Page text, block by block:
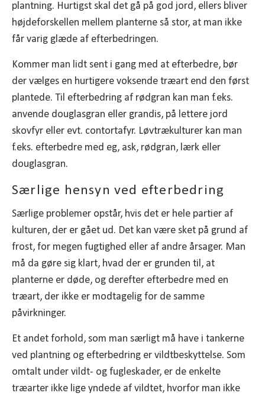
plantning. Hurtigst skal det gå på god jord, ellers bliver
højdeforskellen mellem planterne så stor, at man ikke
får varig glæde af efterbedringen.
Kommer man lidt sent i gang med at efterbedre, bør
der vælges en hurtigere voksende træart end den først
plantede. Til efterbedring af rødgran kan man f.eks.
anvende douglasgran eller grandis, på lettere jord
skovfyr eller evt. contortafyr. Løvtrækulturer kan man
f.eks. efterbedre med eg, ask, rødgran, lærk eller
douglasgran.
Særlige hensyn ved efterbedring
Særlige problemer opstår, hvis det er hele partier af
kulturen, der er gået ud. Det kan være sket på grund af
frost, for megen fugtighed eller af andre årsager. Man
må da gøre sig klart, hvad der er grunden til, at
planterne er døde, og derefter efterbedre med en
træart, der ikke er modtagelig for de samme
påvirkninger.
Et andet forhold, som man særligt må have i tankerne
ved plantning og efterbedring er vildtbeskyttelse. Som
omtalt under vildt- og fugleskader, er de enkelte
træarter ikke lige yndede af vildtet, hvorfor man ikke